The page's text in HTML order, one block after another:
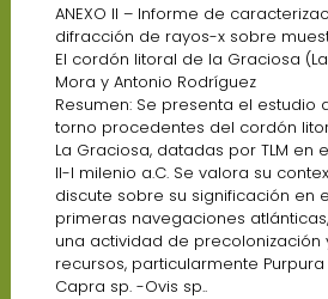
ANEXO II – Informe de
difracción de rayos-x sobre
El cordón litoral de la Graciosa
Mora y Antonio Rodríguez
Resumen: Se presenta el estudio
torno procedentes del cordón
La Graciosa, datadas por TLM en
II-I milenio a.C. Se valora su
discute sobre su significación en
primeras navegaciones
una actividad de precolonización
recursos, particularmente
Capra sp. -Ovis sp..